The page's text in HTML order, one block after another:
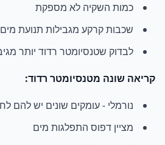
כמות השקיה לא מספקת
שכבות קרקע מגבילות תנועת מים
לבדוק שטנסיומטר רדוד יותר
קריאה שונה מטנסיומטר רדוד:
נורמלי - עומקים שונים יש להם
מציין דפוס התפלגות מים